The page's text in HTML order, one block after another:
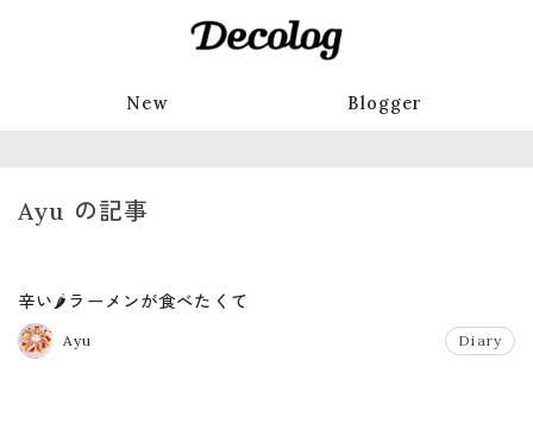
New Blogger
Ayu の記事
辛い🌶ラーメンが食べたくて
Ayu Diary